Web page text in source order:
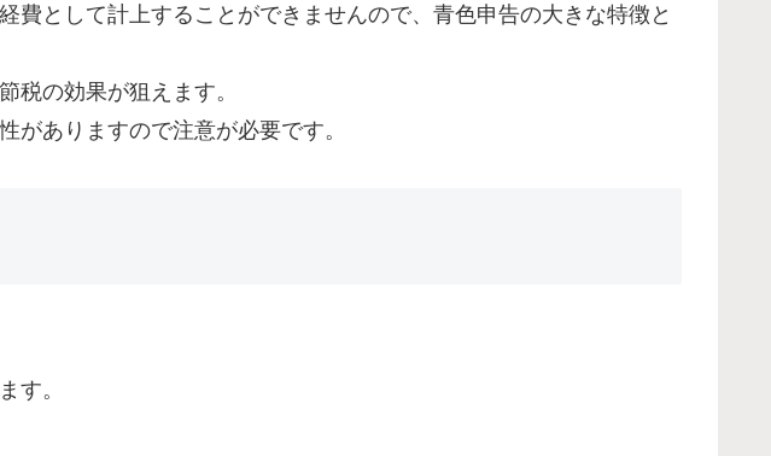
として計上することができませんので、青色申告の大きな特徴と
税の効果が狙えます。
がありますので注意が必要です。
す。